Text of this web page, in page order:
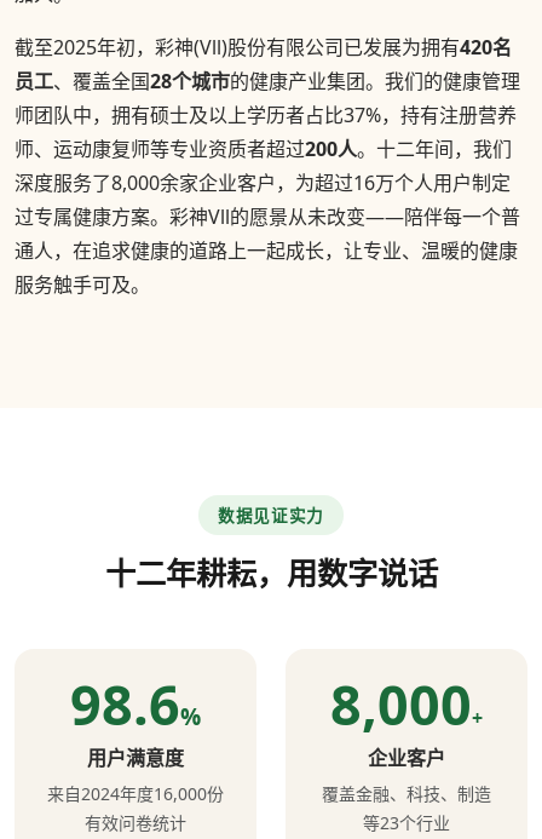
截至2025年初，彩神(Vll)股份有限公司已发展为拥有420名
员工、覆盖全国28个城市的健康产业集团。我们的健康管理
师团队中，拥有硕士及以上学历者占比37%，持有注册营养
师、运动康复师等专业资质者超过200人。十二年间，我们
深度服务了8,000余家企业客户，为超过16万个人用户制定
过专属健康方案。彩神Vll的愿景从未改变——陪伴每一个普
通人，在追求健康的道路上一起成长，让专业、温暖的健康
服务触手可及。
数据见证实力
十二年耕耘，用数字说话
98.6%
用户满意度
来自2024年度16,000份
有效问卷统计
8,000+
企业客户
覆盖金融、科技、制造
等23个行业